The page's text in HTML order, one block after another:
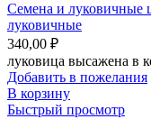
Семена и луковичные
луковичные
340,00 ₽
луковица высажена в
Добавить в пожелания
В корзину
Быстрый просмотр